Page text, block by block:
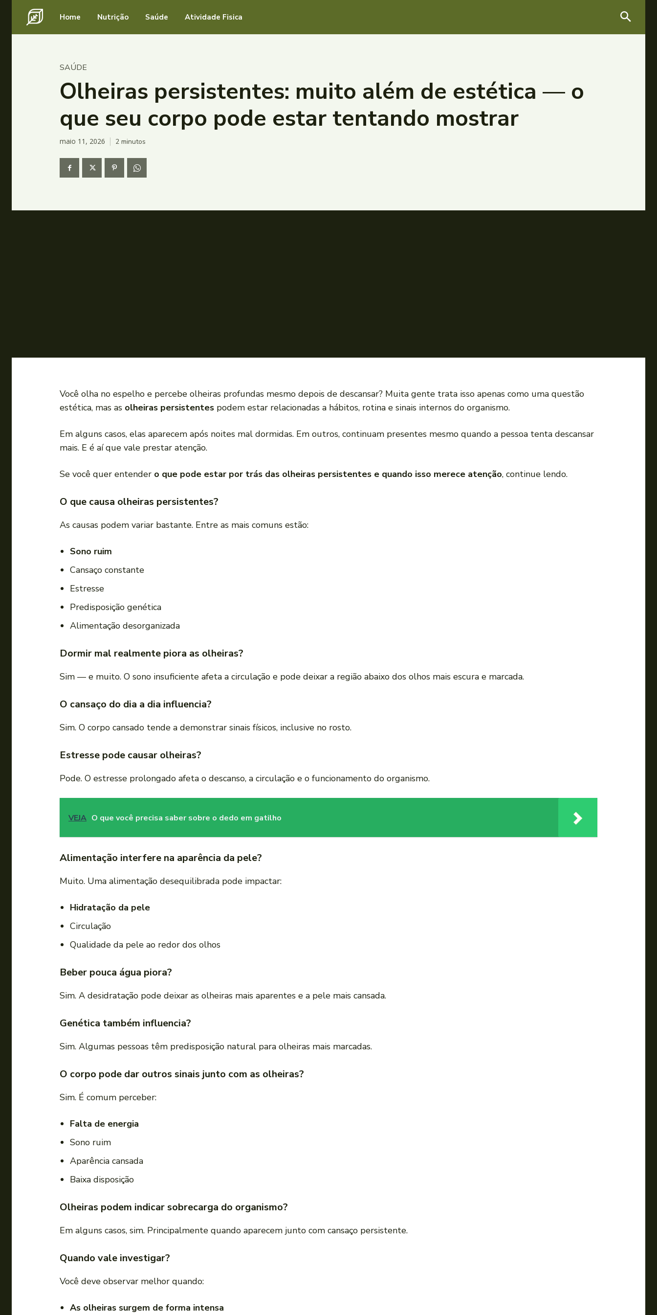
Home Nutrição Saúde Atividade Fisica
SAÚDE
Olheiras persistentes: muito além de estética — o
que seu corpo pode estar tentando mostrar
maio 11, 2026 2 minutos
Você olha no espelho e percebe olheiras profundas mesmo depois de descansar? Muita gente trata isso apenas como uma questão
estética, mas as olheiras persistentes podem estar relacionadas a hábitos, rotina e sinais internos do organismo.
Em alguns casos, elas aparecem após noites mal dormidas. Em outros, continuam presentes mesmo quando a pessoa tenta descansar
mais. E é aí que vale prestar atenção.
Se você quer entender o que pode estar por trás das olheiras persistentes e quando isso merece atenção, continue lendo.
O que causa olheiras persistentes?
As causas podem variar bastante. Entre as mais comuns estão:
Sono ruim
Cansaço constante
Estresse
Predisposição genética
Alimentação desorganizada
Dormir mal realmente piora as olheiras?
Sim — e muito. O sono insuficiente afeta a circulação e pode deixar a região abaixo dos olhos mais escura e marcada.
O cansaço do dia a dia influencia?
Sim. O corpo cansado tende a demonstrar sinais físicos, inclusive no rosto.
Estresse pode causar olheiras?
Pode. O estresse prolongado afeta o descanso, a circulação e o funcionamento do organismo.
VEJA O que você precisa saber sobre o dedo em gatilho
Alimentação interfere na aparência da pele?
Muito. Uma alimentação desequilibrada pode impactar:
Hidratação da pele
Circulação
Qualidade da pele ao redor dos olhos
Beber pouca água piora?
Sim. A desidratação pode deixar as olheiras mais aparentes e a pele mais cansada.
Genética também influencia?
Sim. Algumas pessoas têm predisposição natural para olheiras mais marcadas.
O corpo pode dar outros sinais junto com as olheiras?
Sim. É comum perceber:
Falta de energia
Sono ruim
Aparência cansada
Baixa disposição
Olheiras podem indicar sobrecarga do organismo?
Em alguns casos, sim. Principalmente quando aparecem junto com cansaço persistente.
Quando vale investigar?
Você deve observar melhor quando:
As olheiras surgem de forma intensa